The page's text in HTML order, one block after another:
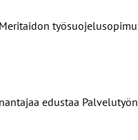
edustaa